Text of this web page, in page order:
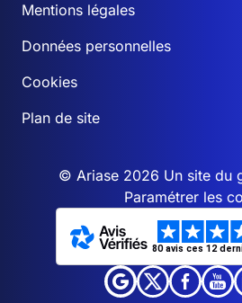
Mentions légales
Données personnelles
Cookies
Plan de site
© Ariase 2026 Un site du
Paramétrer les
80 avis ces 12